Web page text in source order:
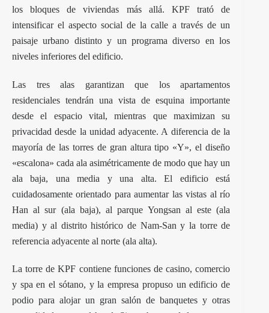
los bloques de viviendas más allá. KPF trató de
intensificar el aspecto social de la calle a través de un
paisaje urbano distinto y un programa diverso en los
niveles inferiores del edificio.
Las tres alas garantizan que los apartamentos
residenciales tendrán una vista de esquina importante
desde el espacio vital, mientras que maximizan su
privacidad desde la unidad adyacente. A diferencia de la
mayoría de las torres de gran altura tipo «Y», el diseño
«escalona» cada ala asimétricamente de modo que hay un
ala baja, una media y una alta. El edificio está
cuidadosamente orientado para aumentar las vistas al río
Han al sur (ala baja), al parque Yongsan al este (ala
media) y al distrito histórico de Nam-San y la torre de
referencia adyacente al norte (ala alta).
La torre de KPF contiene funciones de casino, comercio
y spa en el sótano, y la empresa propuso un edificio de
podio para alojar un gran salón de banquetes y otras